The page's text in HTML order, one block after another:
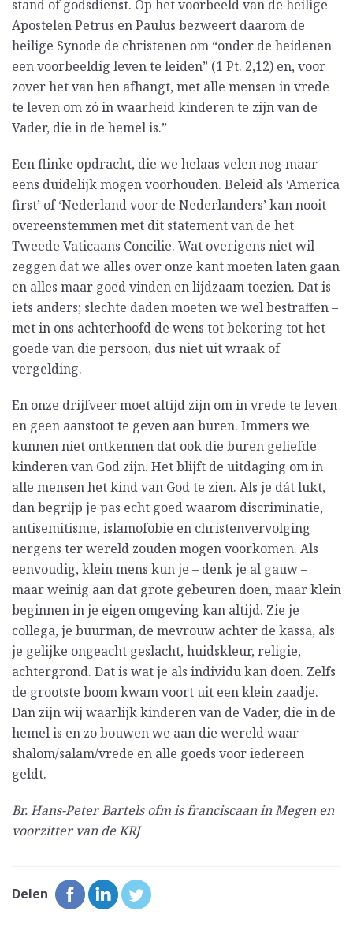
stand of godsdienst. Op het voorbeeld van de heilige
Apostelen Petrus en Paulus bezweert daarom de
heilige Synode de christenen om “onder de heidenen
een voorbeeldig leven te leiden” (1 Pt. 2,12) en, voor
zover het van hen afhangt, met alle mensen in vrede
te leven om zó in waarheid kinderen te zijn van de
Vader, die in de hemel is.”
Een flinke opdracht, die we helaas velen nog maar
eens duidelijk mogen voorhouden. Beleid als ‘America
first’ of ‘Nederland voor de Nederlanders’ kan nooit
overeenstemmen met dit statement van de het
Tweede Vaticaans Concilie. Wat overigens niet wil
zeggen dat we alles over onze kant moeten laten gaan
en alles maar goed vinden en lijdzaam toezien. Dat is
iets anders; slechte daden moeten we wel bestraffen –
met in ons achterhoofd de wens tot bekering tot het
goede van die persoon, dus niet uit wraak of
vergelding.
En onze drijfveer moet altijd zijn om in vrede te leven
en geen aanstoot te geven aan buren. Immers we
kunnen niet ontkennen dat ook die buren geliefde
kinderen van God zijn. Het blijft de uitdaging om in
alle mensen het kind van God te zien. Als je dát lukt,
dan begrijp je pas echt goed waarom discriminatie,
antisemitisme, islamofobie en christenvervolging
nergens ter wereld zouden mogen voorkomen. Als
eenvoudig, klein mens kun je – denk je al gauw –
maar weinig aan dat grote gebeuren doen, maar klein
beginnen in je eigen omgeving kan altijd. Zie je
collega, je buurman, de mevrouw achter de kassa, als
je gelijke ongeacht geslacht, huidskleur, religie,
achtergrond. Dat is wat je als individu kan doen. Zelfs
de grootste boom kwam voort uit een klein zaadje.
Dan zijn wij waarlijk kinderen van de Vader, die in de
hemel is en zo bouwen we aan die wereld waar
shalom/salam/vrede en alle goeds voor iedereen
geldt.
Br. Hans-Peter Bartels ofm is franciscaan in Megen en
voorzitter van de KRJ
Delen